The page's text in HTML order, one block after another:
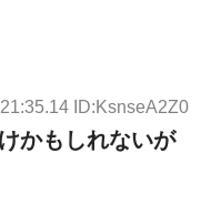
ID:KsnseA2Z0
かもしれないが